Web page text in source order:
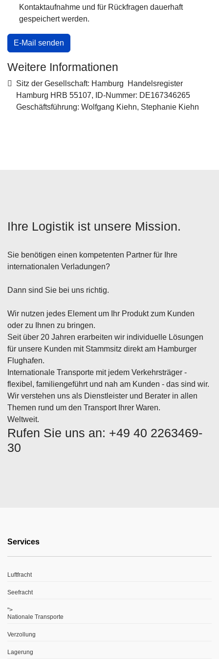
Kontaktaufnahme und für Rückfragen dauerhaft
gespeichert werden.
E-Mail senden
Weitere Informationen
Weitere Informationen
Sitz der Gesellschaft: Hamburg Handelsregister
Hamburg HRB 55107, ID-Nummer: DE167346265
Geschäftsführung: Wolfgang Kiehn, Stephanie Kiehn
Ihre Logistik ist unsere Mission.
Sie benötigen einen kompetenten Partner für Ihre
internationalen Verladungen?
Dann sind Sie bei uns richtig.
Wir nutzen jedes Element um Ihr Produkt zum Kunden
oder zu Ihnen zu bringen.
Seit über 20 Jahren erarbeiten wir individuelle Lösungen
für unsere Kunden mit Stammsitz direkt am Hamburger
Flughafen.
Internationale Transporte mit jedem Verkehrsträger -
flexibel, familiengeführt und nah am Kunden - das sind wir.
Wir verstehen uns als Dienstleister und Berater in allen
Themen rund um den Transport Ihrer Waren.
Weltweit.
Rufen Sie uns an: +49 40 2263469-
30
Services
Luftfracht
Seefracht
">
Nationale Transporte
Verzollung
Lagerung